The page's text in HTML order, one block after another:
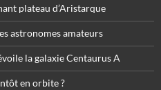
plateau d’Aristarque
astronomes amateurs
la galaxie Centaurus A
en orbite ?